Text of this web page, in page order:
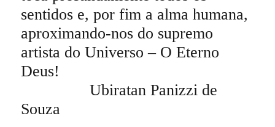
sentidos e, por fim a alma humana,
aproximando-nos do supremo
artista do Universo – O Eterno
Deus!
Ubiratan Panizzi de
Souza